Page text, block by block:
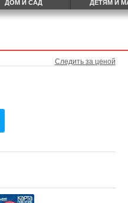
ДОМ И САД ДЕТЯМ И
Следить за ценой